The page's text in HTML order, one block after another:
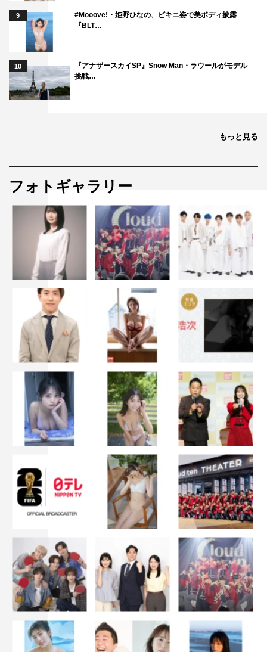
9
#Mooove!・姫野ひなの、ビキニ姿で美ボディ披露
『BLT…
10
『アナザースカイSP』Snow Man・ラウールがモデル
挑戦…
もっと見る
フォトギャラリー